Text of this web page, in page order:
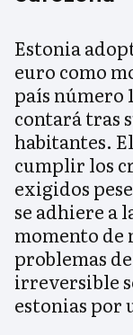
Estonia
euro como
país número
contará tras
habitantes.
cumplir los
exigidos
se adhiere a
momento de
problemas
irreversible
estonias por